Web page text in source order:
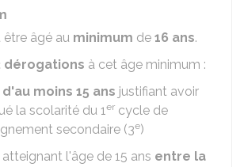
être âgé au minimum de 16 ans.
dérogations à cet âge minimum :
d'au moins 15 ans justifiant avoir
la scolarité du 1er cycle de
secondaire (3e)
atteignant l'âge de 15 ans entre la